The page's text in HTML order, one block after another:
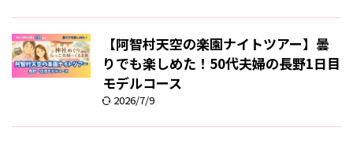
【阿智村天空の楽園ナイトツアー】曇
りでも楽しめた！50代夫婦の長野1日目
モデルコース
2026/7/9